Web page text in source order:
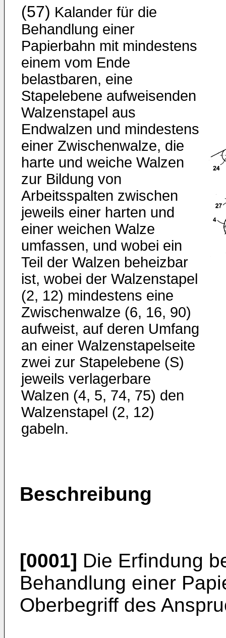
(57) Kalander für die
Behandlung einer
Papierbahn mit mindestens
einem vom Ende
belastbaren, eine
Stapelebene aufweisenden
Walzenstapel aus
Endwalzen und mindestens
einer Zwischenwalze, die
harte und weiche Walzen
zur Bildung von
Arbeitsspalten zwischen
jeweils einer harten und
einer weichen Walze
umfassen, und wobei ein
Teil der Walzen beheizbar
ist, wobei der Walzenstapel
(2, 12) mindestens eine
Zwischenwalze (6, 16, 90)
aufweist, auf deren Umfang
an einer Walzenstapelseite
zwei zur Stapelebene (S)
jeweils verlagerbare
Walzen (4, 5, 74, 75) den
Walzenstapel (2, 12)
gabeln.
Beschreibung
[0001] Die Erfindung
Behandlung einer
Oberbegriff des